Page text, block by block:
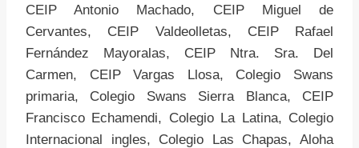
CEIP Antonio Machado, CEIP Miguel de
Cervantes, CEIP Valdeolletas, CEIP Rafael
Fernández Mayoralas, CEIP Ntra. Sra. Del
Carmen, CEIP Vargas Llosa, Colegio Swans
primaria, Colegio Swans Sierra Blanca, CEIP
Francisco Echamendi, Colegio La Latina, Colegio
Internacional ingles, Colegio Las Chapas, Aloha